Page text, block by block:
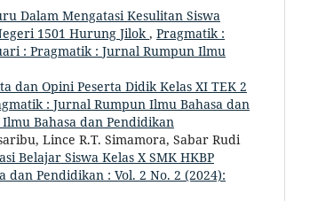
Dalam Mengatasi Kesulitan Siswa
1501 Hurung Jilok, Pragmatik :
: Pragmatik : Jurnal Rumpun Ilmu
dan Opini Peserta Didik Kelas XI TEK 2
: Jurnal Rumpun Ilmu Bahasa dan
Bahasa dan Pendidikan
Lince R.T. Simamora, Sabar Rudi
Belajar Siswa Kelas X SMK HKBP
Pendidikan : Vol. 2 No. 2 (2024):